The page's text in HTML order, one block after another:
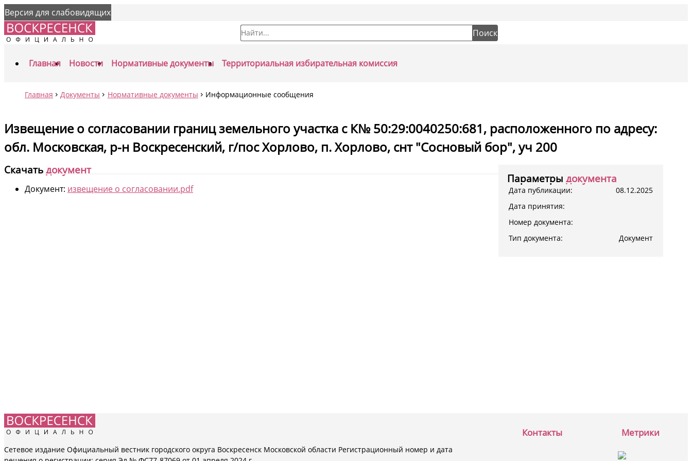
Версия для слабовидящих
Форма поиска Поиск
Главная Новости Нормативные документы Территориальная избирательная комиссия
Главная Документы Нормативные документы Информационные сообщения
Извещение о согласовании границ земельного участка с К№ 50:29:0040250:681, расположенного по адресу:
обл. Московская, р-н Воскресенский, г/пос Хорлово, п. Хорлово, снт "Сосновый бор", уч 200
Скачатьдокумент
Документ: извещение о согласовании.pdf
Параметры документа
Дата публикации:
08.12.2025
Дата принятия:
Номер документа:
Тип документа:
Документ
Сетевое издание Официальный вестник городского округа Воскресенск Московской области Регистрационный номер и дата
Контакты Метрики